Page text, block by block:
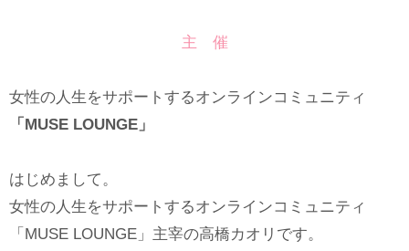
主 催
女性の人生をサポートするオンラインコミュニティ
「MUSE LOUNGE」
はじめまして。
女性の人生をサポートするオンラインコミュニティ
「MUSE LOUNGE」主宰の高橋カオリです。